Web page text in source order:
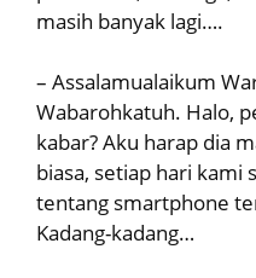
masih banyak lagi….
– Assalamualaikum
Wabarohkatuh. Halo,
kabar? Aku harap dia
biasa, setiap hari kami
tentang smartphone
Kadang-kadang…